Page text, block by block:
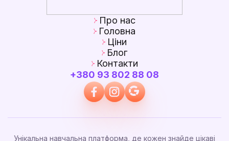
Про нас
Головна
Ціни
Блог
Контакти
+380 93 802 88 08
Унікальна навчальна платформа, де кожен знайде цікаві